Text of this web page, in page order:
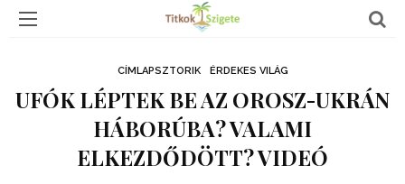
CÍMLAPSZTORIK ÉRDEKES VILÁG
UFÓK LÉPTEK BE AZ OROSZ-UKRÁN
HÁBORÚBA? VALAMI
ELKEZDŐDÖTT? VIDEÓ